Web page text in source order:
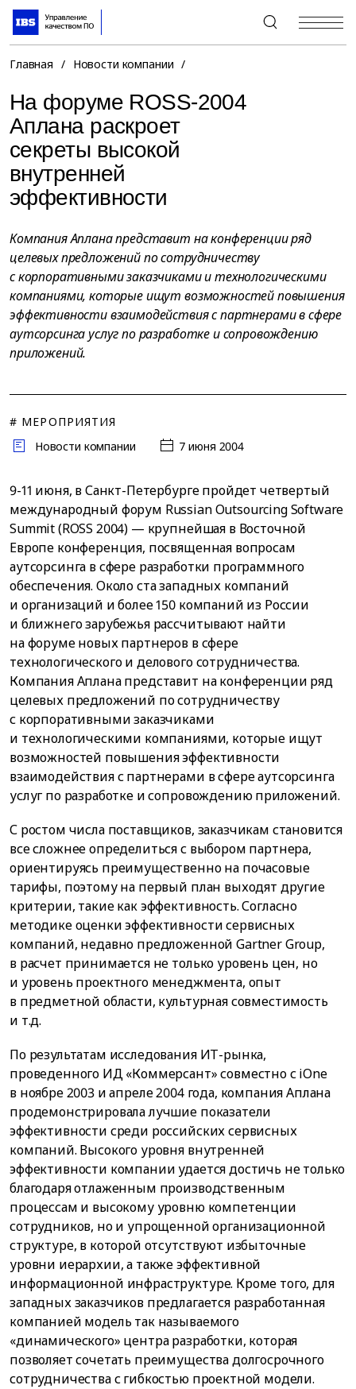
+7 (495) 967-80-80
Главная / Новости компании /
На форуме ROSS-2004
Аплана раскроет
секреты высокой
внутренней
эффективности
Компания Аплана представит на конференции ряд
целевых предложений по сотрудничеству
с корпоративными заказчиками и технологическими
компаниями, которые ищут возможностей повышения
эффективности взаимодействия с партнерами в сфере
аутсорсинга услуг по разработке и сопровождению
приложений.
# МЕРОПРИЯТИЯ
Новости компании
7 июня 2004
9-11 июня, в Санкт-Петербурге пройдет четвертый
международный форум Russian Outsourcing Software
Summit (ROSS 2004) — крупнейшая в Восточной
Европе конференция, посвященная вопросам
аутсорсинга в сфере разработки программного
обеспечения. Около ста западных компаний
и организаций и более 150 компаний из России
и ближнего зарубежья рассчитывают найти
на форуме новых партнеров в сфере
технологического и делового сотрудничества.
Компания Аплана представит на конференции ряд
целевых предложений по сотрудничеству
с корпоративными заказчиками
и технологическими компаниями, которые ищут
возможностей повышения эффективности
взаимодействия с партнерами в сфере аутсорсинга
услуг по разработке и сопровождению приложений.
С ростом числа поставщиков, заказчикам становится
все сложнее определиться с выбором партнера,
ориентируясь преимущественно на почасовые
тарифы, поэтому на первый план выходят другие
критерии, такие как эффективность. Согласно
методике оценки эффективности сервисных
компаний, недавно предложенной Gartner Group,
в расчет принимается не только уровень цен, но
и уровень проектного менеджмента, опыт
в предметной области, культурная совместимость
и т.д.
По результатам исследования ИТ-рынка,
проведенного ИД «Коммерсант» совместно с iOne
в ноябре 2003 и апреле 2004 года, компания Аплана
продемонстрировала лучшие показатели
эффективности среди российских сервисных
компаний. Высокого уровня внутренней
эффективности компании удается достичь не только
благодаря отлаженным производственным
процессам и высокому уровню компетенции
сотрудников, но и упрощенной организационной
структуре, в которой отсутствуют избыточные
уровни иерархии, а также эффективной
информационной инфраструктуре. Кроме того, для
западных заказчиков предлагается разработанная
компанией модель так называемого
«динамического» центра разработки, которая
позволяет сочетать преимущества долгосрочного
сотрудничества с гибкостью проектной модели.